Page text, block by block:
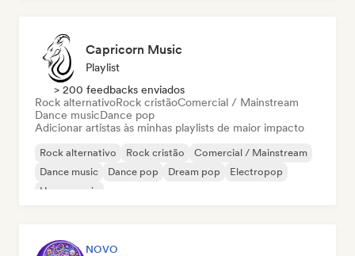
Capricorn Music
Playlist
> 200 feedbacks enviados
Rock alternativoRock cristãoComercial / Mainstream
Dance musicDance pop
Adicionar artistas às minhas playlists de maior impacto
Rock alternativo Rock cristão
Comercial / Mainstream
Dance music
Dance pop Dream pop
Electropop
House music
NOVO